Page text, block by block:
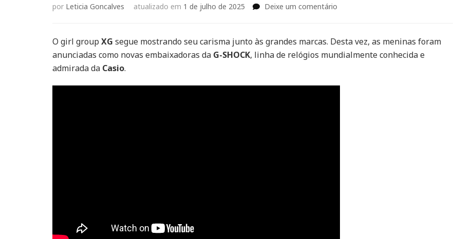
por Leticia Goncalves atualizado em 1 de julho de 2025 Deixe um comentário
anunciado
embaixador
O girl group XG segue mostrando seu carisma junto às grandes marcas. Desta vez, as meninas foram
anunciadas como novas embaixadoras da G-SHOCK, linha de relógios mundialmente conhecida e
admirada da Casio.